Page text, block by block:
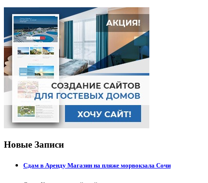
Новые Записи
Сдам в Аренду Магазин на пляже морвокзала Сочи